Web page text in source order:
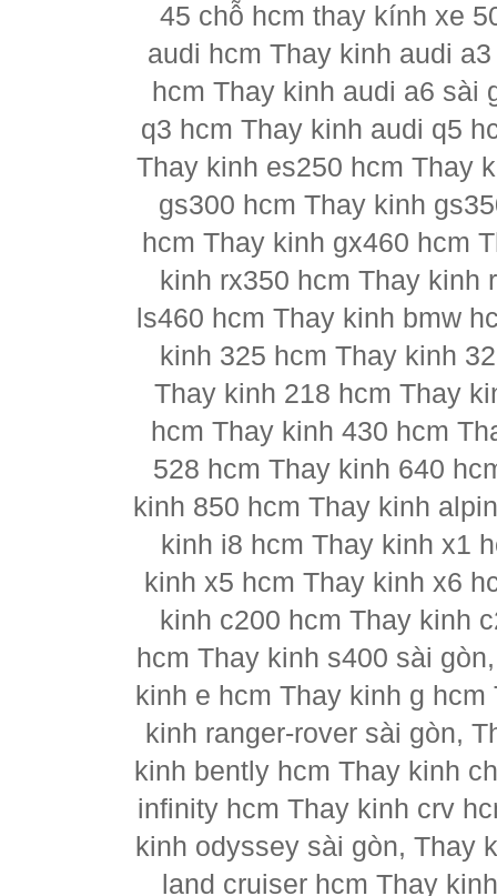
45 chỗ hcm thay kính xe
audi hcm Thay kinh audi
hcm Thay kinh audi a6 sài
q3 hcm Thay kinh audi q5
Thay kinh es250 hcm Thay
gs300 hcm Thay kinh
hcm Thay kinh gx460 hcm
kinh rx350 hcm Thay kinh
ls460 hcm Thay kinh bmw
kinh 325 hcm Thay kinh
Thay kinh 218 hcm Thay
hcm Thay kinh 430 hcm
528 hcm Thay kinh 640
kinh 850 hcm Thay kinh
kinh i8 hcm Thay kinh x1
kinh x5 hcm Thay kinh x6
kinh c200 hcm Thay kinh
hcm Thay kinh s400 sài
kinh e hcm Thay kinh g
kinh ranger-rover sài gòn,
kinh bently hcm Thay kinh
infinity hcm Thay kinh crv
kinh odyssey sài gòn, Thay
land cruiser hcm Thay